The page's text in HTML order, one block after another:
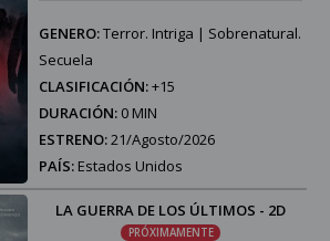
GENERO:Terror. Intriga | Sobrenatural.
Secuela
CLASIFICACIÓN:+15
DURACIÓN: 0 MIN
ESTRENO:21/Agosto/2026
PAÍS: Estados Unidos
LA GUERRA DE LOS ÚLTIMOS - 2D
PRÓXIMAMENTE